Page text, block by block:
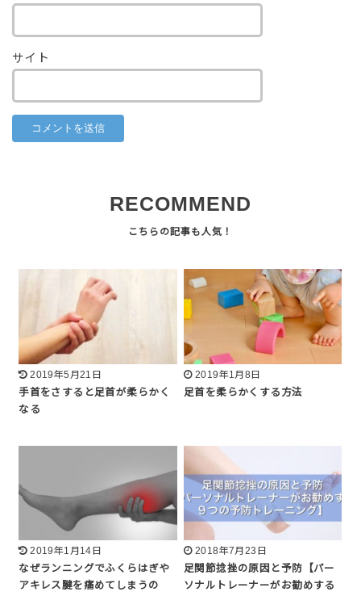
サイト
RECOMMEND
2019年5月21日
手首をさすると足首が柔らかく
なる
2019年1月8日
足首を柔らかくする方法
2019年1月14日
なぜランニングでふくらはぎや
アキレス腱を痛めてしまうの
2018年7月23日
足関節捻挫の原因と予防【パー
ソナルトレーナーがお勧めする